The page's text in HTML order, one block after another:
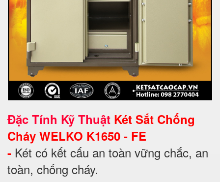
Đặc Tính Kỹ Thuật Két Sắt Chống
Cháy WELKO K1650 - FE
- Két có kết cấu an toàn vững chắc, an
toàn, chống cháy.